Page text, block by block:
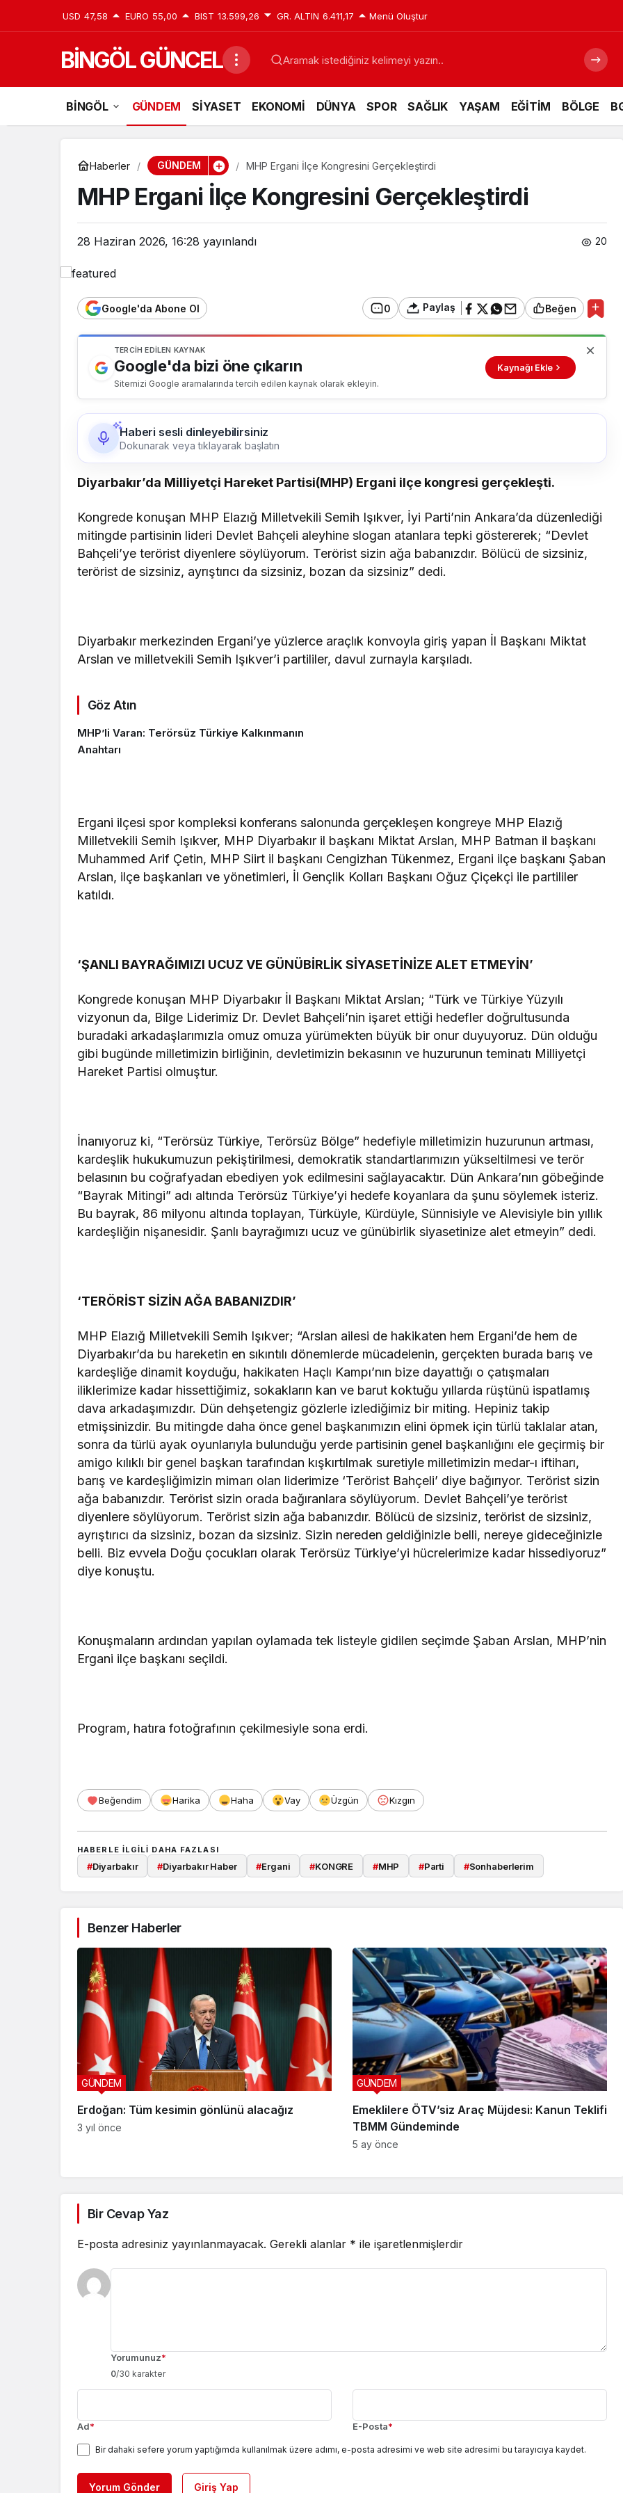
USD 47,58 EURO 55,00 BIST 13.599,26 GR. ALTIN 6.411,17 Menü Oluştur
BİNGÖL GÜNCEL Aramak istediğiniz kelimeyi yazın..
BİNGÖL GÜNDEM SİYASET EKONOMİ DÜNYA SPOR SAĞLIK YAŞAM EĞİTİM BÖLGE
Haberler GÜNDEM MHP Ergani İlçe Kongresini Gerçekleştirdi
MHP Ergani İlçe Kongresini Gerçekleştirdi
28 Haziran 2026, 16:28 yayınlandı 20
Google'da Abone Ol 0 Paylaş Beğen
TERCIH EDILEN KAYNAK
Google'da bizi öne çıkarın
Sitemizi Google aramalarında tercih edilen kaynak olarak ekleyin.
Kaynağı Ekle
Haberi sesli dinleyebilirsiniz
Dokunarak veya tıklayarak başlatın
Diyarbakır’da Milliyetçi Hareket Partisi(MHP) Ergani ilçe kongresi gerçekleşti.
Kongrede konuşan MHP Elazığ Milletvekili Semih Işıkver, İyi Parti’nin Ankara’da düzenlediği
mitingde partisinin lideri Devlet Bahçeli aleyhine slogan atanlara tepki göstererek; “Devlet
Bahçeli’ye terörist diyenlere söylüyorum. Terörist sizin ağa babanızdır. Bölücü de sizsiniz,
terörist de sizsiniz, ayrıştırıcı da sizsiniz, bozan da sizsiniz” dedi.
Diyarbakır merkezinden Ergani’ye yüzlerce araçlık konvoyla giriş yapan İl Başkanı Miktat
Arslan ve milletvekili Semih Işıkver’i partililer, davul zurnayla karşıladı.
Göz Atın
MHP’li Varan: Terörsüz Türkiye Kalkınmanın
Anahtarı
Ergani ilçesi spor kompleksi konferans salonunda gerçekleşen kongreye MHP Elazığ
Milletvekili Semih Işıkver, MHP Diyarbakır il başkanı Miktat Arslan, MHP Batman il başkanı
Muhammed Arif Çetin, MHP Siirt il başkanı Cengizhan Tükenmez, Ergani ilçe başkanı Şaban
Arslan, ilçe başkanları ve yönetimleri, İl Gençlik Kolları Başkanı Oğuz Çiçekçi ile partililer
katıldı.
‘ŞANLI BAYRAĞIMIZI UCUZ VE GÜNÜBİRLİK SİYASETİNİZE ALET ETMEYİN’
Kongrede konuşan MHP Diyarbakır İl Başkanı Miktat Arslan; “Türk ve Türkiye Yüzyılı
vizyonun da, Bilge Liderimiz Dr. Devlet Bahçeli’nin işaret ettiği hedefler doğrultusunda
buradaki arkadaşlarımızla omuz omuza yürümekten büyük bir onur duyuyoruz. Dün olduğu
gibi bugünde milletimizin birliğinin, devletimizin bekasının ve huzurunun teminatı Milliyetçi
Hareket Partisi olmuştur.
İnanıyoruz ki, “Terörsüz Türkiye, Terörsüz Bölge” hedefiyle milletimizin huzurunun artması,
kardeşlik hukukumuzun pekiştirilmesi, demokratik standartlarımızın yükseltilmesi ve terör
belasının bu coğrafyadan ebediyen yok edilmesini sağlayacaktır. Dün Ankara’nın göbeğinde
“Bayrak Mitingi” adı altında Terörsüz Türkiye’yi hedefe koyanlara da şunu söylemek isteriz.
Bu bayrak, 86 milyonu altında toplayan, Türküyle, Kürdüyle, Sünnisiyle ve Alevisiyle bin yıllık
kardeşliğin nişanesidir. Şanlı bayrağımızı ucuz ve günübirlik siyasetinize alet etmeyin” dedi.
‘TERÖRİST SİZİN AĞA BABANIZDIR’
MHP Elazığ Milletvekili Semih Işıkver; “Arslan ailesi de hakikaten hem Ergani’de hem de
Diyarbakır’da bu hareketin en sıkıntılı dönemlerde mücadelenin, gerçekten burada barış ve
kardeşliğe dinamit koyduğu, hakikaten Haçlı Kampı’nın bize dayattığı o çatışmaları
iliklerimize kadar hissettiğimiz, sokakların kan ve barut koktuğu yıllarda rüştünü ispatlamış
dava arkadaşımızdır. Dün dehşetengiz gözlerle izlediğimiz bir miting. Hepiniz takip
etmişsinizdir. Bu mitingde daha önce genel başkanımızın elini öpmek için türlü taklalar atan,
sonra da türlü ayak oyunlarıyla bulunduğu yerde partisinin genel başkanlığını ele geçirmiş bir
amigo kılıklı bir genel başkan tarafından kışkırtılmak suretiyle milletimizin medar-ı iftiharı,
barış ve kardeşliğimizin mimarı olan liderimize ‘Terörist Bahçeli’ diye bağırıyor. Terörist sizin
ağa babanızdır. Terörist sizin orada bağıranlara söylüyorum. Devlet Bahçeli’ye terörist
diyenlere söylüyorum. Terörist sizin ağa babanızdır. Bölücü de sizsiniz, terörist de sizsiniz,
ayrıştırıcı da sizsiniz, bozan da sizsiniz. Sizin nereden geldiğinizle belli, nereye gideceğinizle
belli. Biz evvela Doğu çocukları olarak Terörsüz Türkiye’yi hücrelerimize kadar hissediyoruz”
diye konuştu.
Konuşmaların ardından yapılan oylamada tek listeyle gidilen seçimde Şaban Arslan, MHP’nin
Ergani ilçe başkanı seçildi.
Program, hatıra fotoğrafının çekilmesiyle sona erdi.
Beğendim Harika Haha Vay Üzgün Kızgın
HABERLE ILGILI DAHA FAZLASI
#Diyarbakır #Diyarbakır Haber #Ergani #KONGRE #MHP #Parti #Sonhaberlerim
Benzer Haberler
Erdoğan: Tüm kesimin gönlünü alacağız
GÜNDEM
3 yıl önce
Emeklilere ÖTV’siz Araç Müjdesi: Kanun Teklifi
TBMM Gündeminde
GÜNDEM
5 ay önce
Bir Cevap Yaz
E-posta adresiniz yayınlanmayacak. Gerekli alanlar * ile işaretlenmişlerdir
Yorumunuz*
0/30 karakter
Ad* E-Posta*
Bir dahaki sefere yorum yaptığımda kullanılmak üzere adımı, e-posta adresimi ve web site adresimi bu tarayıcıya kaydet.
Yorum Gönder Giriş Yap
Takip Et
Facebook Twitter
Youtube Instagram